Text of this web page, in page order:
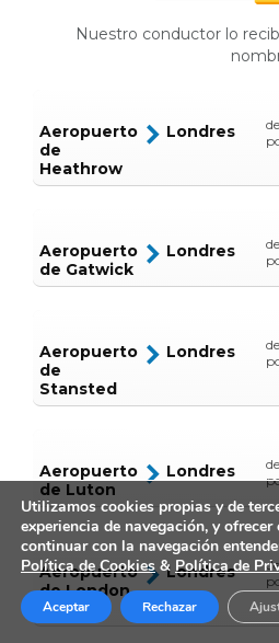
Nuestro conductor lo
Aeropuerto
de
Heathrow
Londres
Aeropuerto
de Gatwick
Londres
Aeropuerto
de
Stansted
Londres
Aeropuerto
de Luton
Londres
Aeropuerto
de London
City
Londres
Utilizamos cookies propias y de
experiencia de navegación, y
continuar con la navegación
Política de Cookies& Política de
Aceptar Rechazar